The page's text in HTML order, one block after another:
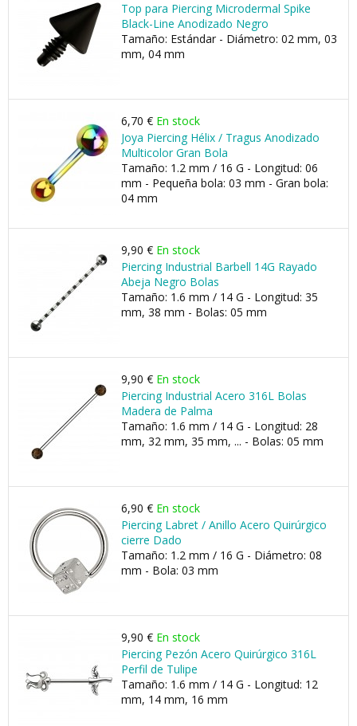
Top para Piercing Microdermal Spike
Black-Line Anodizado Negro
Tamaño: Estándar - Diámetro: 02 mm, 03
mm, 04 mm
6,70 € En stock
Joya Piercing Hélix / Tragus Anodizado
Multicolor Gran Bola
Tamaño: 1.2 mm / 16 G - Longitud: 06
mm - Pequeña bola: 03 mm - Gran bola:
04 mm
9,90 € En stock
Piercing Industrial Barbell 14G Rayado
Abeja Negro Bolas
Tamaño: 1.6 mm / 14 G - Longitud: 35
mm, 38 mm - Bolas: 05 mm
9,90 € En stock
Piercing Industrial Acero 316L Bolas
Madera de Palma
Tamaño: 1.6 mm / 14 G - Longitud: 28
mm, 32 mm, 35 mm, ... - Bolas: 05 mm
6,90 € En stock
Piercing Labret / Anillo Acero Quirúrgico
cierre Dado
Tamaño: 1.2 mm / 16 G - Diámetro: 08
mm - Bola: 03 mm
9,90 € En stock
Piercing Pezón Acero Quirúrgico 316L
Perfil de Tulipe
Tamaño: 1.6 mm / 14 G - Longitud: 12
mm, 14 mm, 16 mm